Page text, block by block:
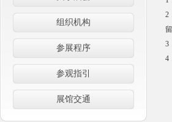
组织机构
参展程序
参观指引
展馆交通
2
3
4